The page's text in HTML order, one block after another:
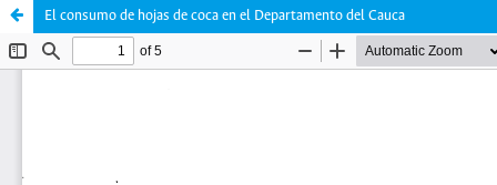
El consumo de hojas de coca en el Departamento del Cauca